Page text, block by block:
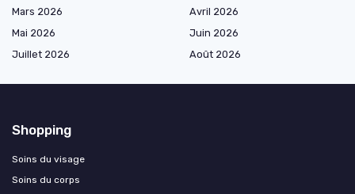
Mars 2026
Avril 2026
Mai 2026
Juin 2026
Juillet 2026
Août 2026
Shopping
Soins du visage
Soins du corps